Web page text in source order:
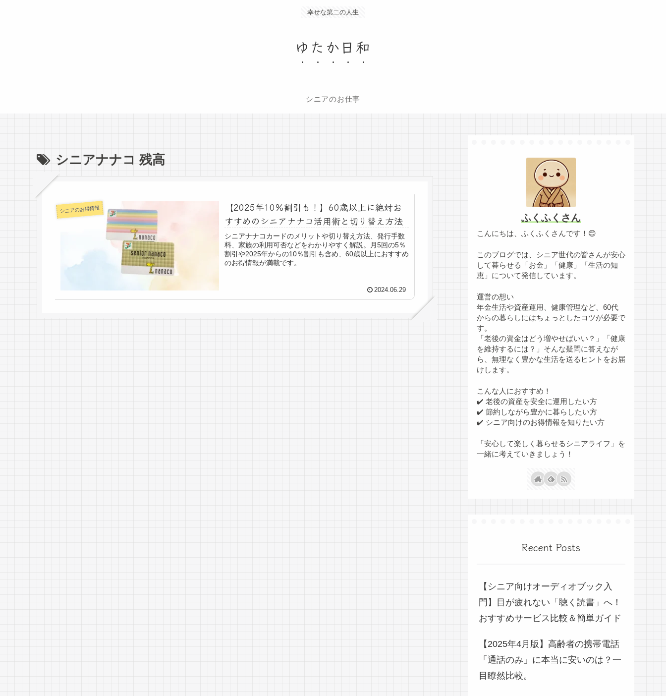
幸せな第二の人生
ゆたか日和
シニアのお仕事
シニアナナコ 残高
シニアのお得情報
【2025年10％割引も！】60歳以上に絶対お
すすめのシニアナナコ活用術と切り替え方法
シニアナナコカードのメリットや切り替え方法、発行手数
料、家族の利用可否などをわかりやすく解説。月5回の5％
割引や2025年からの10％割引も含め、60歳以上におすすめ
のお得情報が満載です。
2024.06.29
ふくふくさん
こんにちは、ふくふくさんです！😊
このブログでは、シニア世代の皆さんが安心
して暮らせる「お金」「健康」「生活の知
恵」について発信しています。
運営の想い
年金生活や資産運用、健康管理など、60代
からの暮らしにはちょっとしたコツが必要で
す。
「老後の資金はどう増やせばいい？」「健康
を維持するには？」そんな疑問に答えなが
ら、無理なく豊かな生活を送るヒントをお届
けします。
こんな人におすすめ！
✔️ 老後の資産を安全に運用したい方
✔️ 節約しながら豊かに暮らしたい方
✔️ シニア向けのお得情報を知りたい方
「安心して楽しく暮らせるシニアライフ」を
一緒に考えていきましょう！
Recent Posts
【シニア向けオーディオブック入
門】目が疲れない「聴く読書」へ！
おすすめサービス比較＆簡単ガイド
【2025年4月版】高齢者の携帯電話
「通話のみ」に本当に安いのは？一
目瞭然比較。